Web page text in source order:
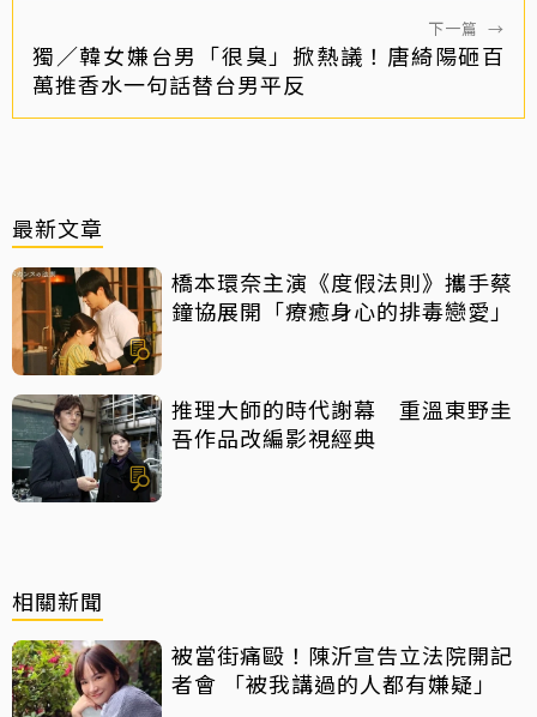
下一篇 →
獨／韓女嫌台男「很臭」掀熱議！唐綺陽砸百
萬推香水一句話替台男平反
最新文章
橋本環奈主演《度假法則》攜手蔡
鐘協展開「療癒身心的排毒戀愛」
推理大師的時代謝幕 重溫東野圭
吾作品改編影視經典
相關新聞
被當街痛毆！陳沂宣告立法院開記
者會 「被我講過的人都有嫌疑」